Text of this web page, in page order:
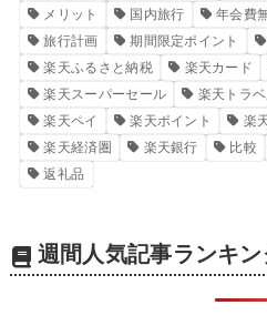
メリット
国内旅行 年会費
旅行計画
期間限定ポイント
楽天ふるさと納税
楽天カード
楽天スーパーセール
楽天トラ
楽天ペイ
楽天ポイント 楽
楽天経済圏
楽天銀行 比較
返礼品
週間人気記事ランキン